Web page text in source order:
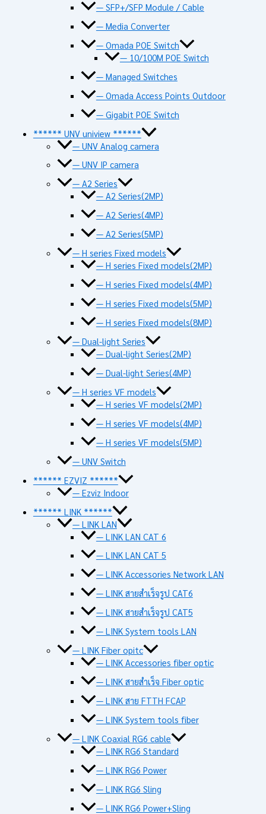
— SFP+/SFP Module / Cable
— Media Converter
— Omada POE Switch
— 10/100M POE Switch
— Managed Switches
— Omada Access Points Outdoor
— Gigabit POE Switch
****** UNV uniview ******
— UNV Analog camera
— UNV IP camera
— A2 Series
— A2 Series(2MP)
— A2 Series(4MP)
— A2 Series(5MP)
— H series Fixed models
— H series Fixed models(2MP)
— H series Fixed models(4MP)
— H series Fixed models(5MP)
— H series Fixed models(8MP)
— Dual-light Series
— Dual-light Series(2MP)
— Dual-light Series(4MP)
— H series VF models
— H series VF models(2MP)
— H series VF models(4MP)
— H series VF models(5MP)
— UNV Switch
****** EZVIZ ******
— Ezviz Indoor
****** LINK ******
— LINK LAN
— LINK LAN CAT 6
— LINK LAN CAT 5
— LINK Accessories Network LAN
— LINK สายสำเร็จรูป CAT6
— LINK สายสำเร็จรูป CAT5
— LINK System tools LAN
— LINK Fiber opitc
— LINK Accessories fiber optic
— LINK สายสำเร็จ Fiber optic
— LINK สาย FTTH FCAP
— LINK System tools fiber
— LINK Coaxial RG6 cable
— LINK RG6 Standard
— LINK RG6 Power
— LINK RG6 Sling
— LINK RG6 Power+Sling